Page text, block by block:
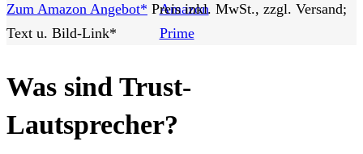
Zum Amazon Angebot* Preis inkl. MwSt., zzgl. Versand;
Text u. Bild-Link*
Was sind Trust-
Lautsprecher?